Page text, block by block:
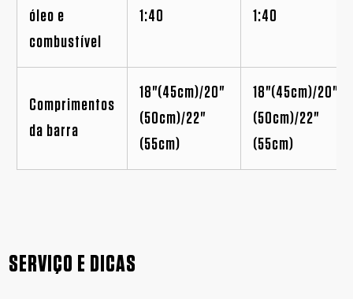
óleo e
combustível
1:40 1:40
Comprimentos
da barra
18"(45cm)/20"
(50cm)/22"
(55cm)
18"(45cm)/20"
(50cm)/22"
(55cm)
SERVIÇO E DICAS